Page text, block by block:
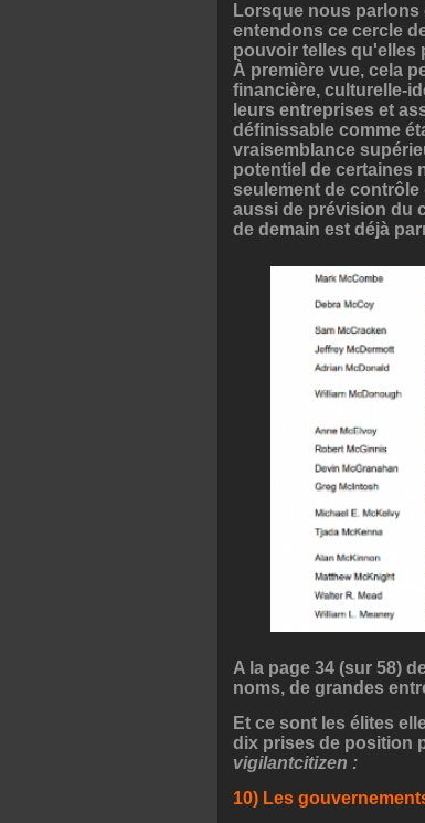
Lorsque nous
entendons ce cercle
pouvoir telles qu'elles
À première vue, cela
financière, culturelle-
leurs entreprises et
définissable comme
vraisemblance
potentiel de certaines
seulement de
aussi de prévision du
de demain est déjà
A la page 34 (sur 58)
noms, de grandes
Et ce sont les élites
dix prises de position
vigilantcitizen :
10) Les